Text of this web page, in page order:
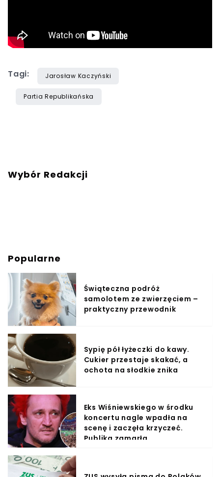
Tagi: Jarosław Kaczyński
Partia Republikańska
Wybór Redakcji
Popularne
Świąteczna podróż
samolotem ze zwierzęciem –
praktyczny przewodnik
Sypię pół łyżeczki do kawy.
Cukier przestaje skakać, a
ochota na słodkie znika
Eks Wiśniewskiego w środku
koncertu nagle wpadła na
scenę i zaczęła krzyczeć.
Publika zamarła